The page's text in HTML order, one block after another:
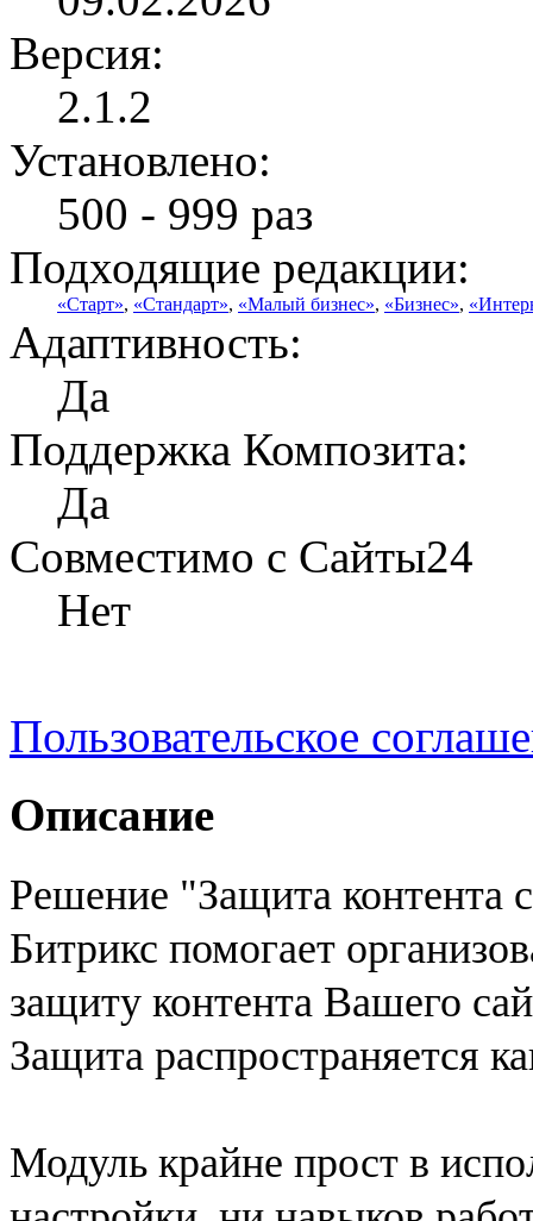
Версия:
2.1.2
Установлено:
500 - 999 раз
Подходящие редакции:
«Старт», «Стандарт», «Малый бизнес», «Бизнес»,
Адаптивность:
Да
Поддержка Композита:
Да
Совместимо с Сайты24
Нет
Пользовательское
Описание
Решение "Защита контента
Битрикс помогает
защиту контента Вашего
Защита распространяется
Модуль крайне прост в